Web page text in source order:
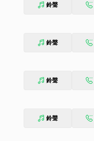
鈴聲
鈴聲
鈴聲
鈴聲